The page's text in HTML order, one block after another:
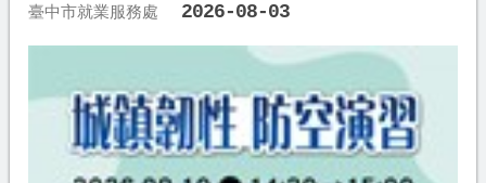
臺中市就業服務處 2026-08-03